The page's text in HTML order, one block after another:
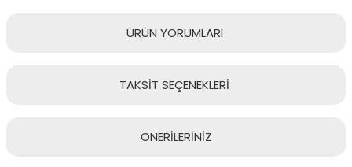
ÜRÜN YORUMLARI
TAKSİT SEÇENEKLERİ
ÖNERİLERİNİZ